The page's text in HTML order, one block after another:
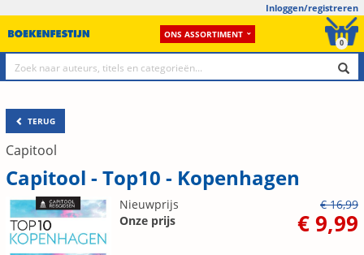
Inloggen/registreren
ONS ASSORTIMENT
0
TERUG
Capitool
Capitool - Top10 - Kopenhagen
Nieuwprijs
€ 16,99
Onze prijs
€ 9,99